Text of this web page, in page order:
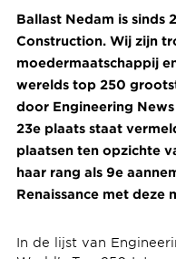
Ballast Nedam is sinds
Construction. Wij zijn
moedermaatschappij
werelds top 250
door Engineering
23e plaats staat
plaatsen ten opzichte
haar rang als 9e
Renaissance met deze
In de lijst van